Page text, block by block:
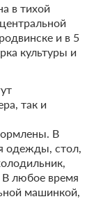
в тихой
и в 5
культуры и
так и
В
одежды, стол,
В любое время
машинкой,